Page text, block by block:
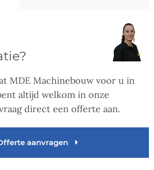
MDE Machinebouw voor u in
altijd welkom in onze
direct een offerte aan.
aanvragen